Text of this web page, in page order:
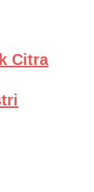
Citra